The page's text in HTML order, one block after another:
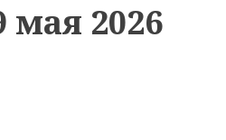
мая 2026